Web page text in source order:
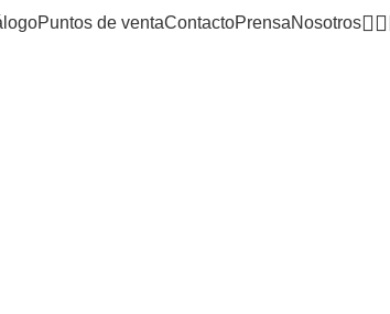
Puntos de ventaContactoPrensaNosotros